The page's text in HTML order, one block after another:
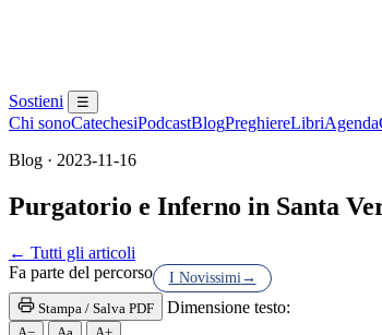
Sostieni ☰
Chi sonoCatechesiPodcastBlogPreghiereLibriAgenda
Blog · 2023-11-16
Purgatorio e Inferno in Santa
← Tutti gli articoli
Fa parte del percorso
I Novissimi →
Stampa / Salva PDF
Dimensione testo: